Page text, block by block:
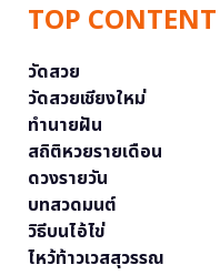
TOP CONTENT
วัดสวย
วัดสวยเชียงใหม่
ทำนายฝัน
สถิติหวยรายเดือน
ดวงรายวัน
บทสวดมนต์
วิธีบนไอ้ไข่
ไหว้ท้าวเวสสุวรรณ